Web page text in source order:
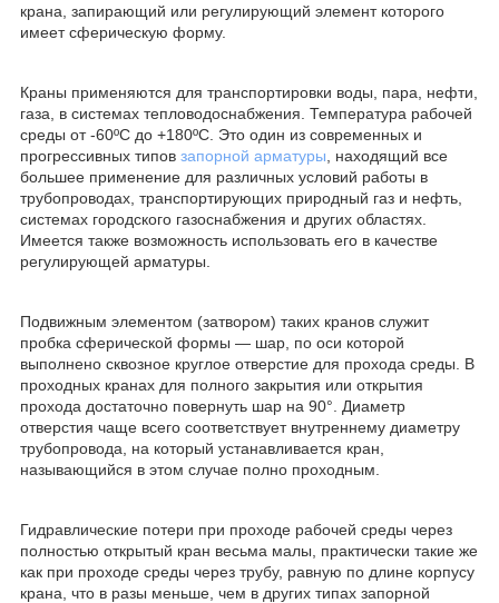
крана, запирающий или регулирующий элемент которого
имеет сферическую форму.
Краны применяются для транспортировки воды, пара, нефти,
газа, в системах тепловодоснабжения. Температура рабочей
среды от -60ºС до +180ºС. Это один из современных и
прогрессивных типов запорной арматуры , находящий все
большее применение для различных условий работы в
трубопроводах, транспортирующих природный газ и нефть,
системах городского газоснабжения и других областях.
Имеется также возможность использовать его в качестве
регулирующей арматуры.
Подвижным элементом (затвором) таких кранов служит
пробка сферической формы — шар, по оси которой
выполнено сквозное круглое отверстие для прохода среды. В
проходных кранах для полного закрытия или открытия
прохода достаточно повернуть шар на 90°. Диаметр
отверстия чаще всего соответствует внутреннему диаметру
трубопровода, на который устанавливается кран,
называющийся в этом случае полно проходным.
Гидравлические потери при проходе рабочей среды через
полностью открытый кран весьма малы, практически такие же
как при проходе среды через трубу, равную по длине корпусу
крана, что в разы меньше, чем в других типах запорной